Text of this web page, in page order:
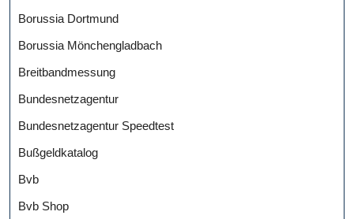
Borussia Dortmund
Borussia Mönchengladbach
Breitbandmessung
Bundesnetzagentur
Bundesnetzagentur Speedtest
Bußgeldkatalog
Bvb
Bvb Shop